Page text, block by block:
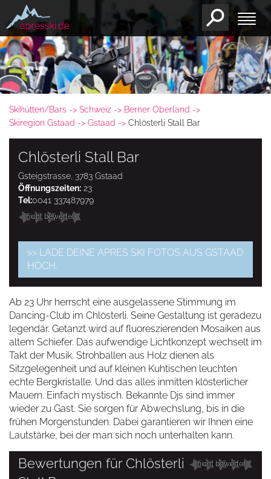
Skihütten/Bars Schweiz
Berner Oberland
Skiregion Gstaad
Gstaad Chlösterli Stall Bar
Chlösterli Stall Bar
Gsteigstrasse, 3783 Gstaad
Öffnungszeiten: 23
Tel:0041 337487979
nicht bewertet
>> LADE DEINE APRES SKI FOTOS AUS GSTAAD
HOCH.
Ab 23 Uhr herrscht eine ausgelassene Stimmung im
Dancing-Club im Chlösterli. Seine Gestaltung ist geradezu
legendär. Getanzt wird auf fluoreszierenden Mosaiken aus
altem Schiefer. Das aufwendige Lichtkonzept wechselt im
Takt der Musik. Strohballen aus Holz dienen als
Sitzgelegenheit und auf kleinen Kuhtischen leuchten
echte Bergkristalle. Und das alles inmitten klösterlicher
Mauern. Einfach mystisch. Bekannte Djs sind immer
wieder zu Gast. Sie sorgen für Abwechslung, bis in die
frühen Morgenstunden. Dabei garantieren wir Ihnen eine
Lautstärke, bei der man sich noch unterhalten kann.
nicht bewertet
Bewertungen für Chlösterli